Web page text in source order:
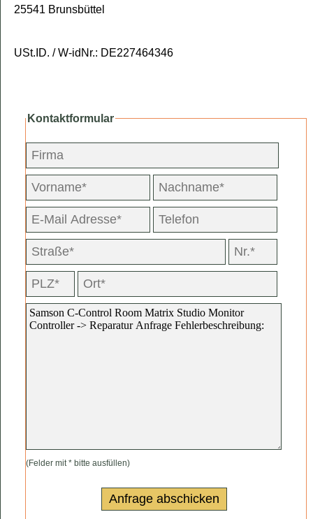
25541 Brunsbüttel
USt.ID. / W-idNr.: DE227464346
Kontaktformular
(Felder mit * bitte ausfüllen)